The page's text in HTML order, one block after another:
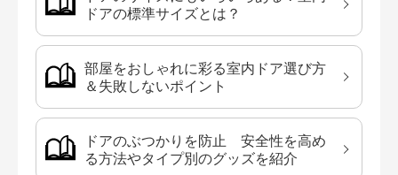
ドアの標準サイズとは？
部屋をおしゃれに彩る室内ドア選び方
＆失敗しないポイント
ドアのぶつかりを防止 安全性を高め
る方法やタイプ別のグッズを紹介